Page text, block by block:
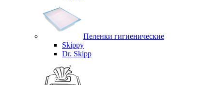
Пеленки гигиенические
Skippy
Dr. Skipp